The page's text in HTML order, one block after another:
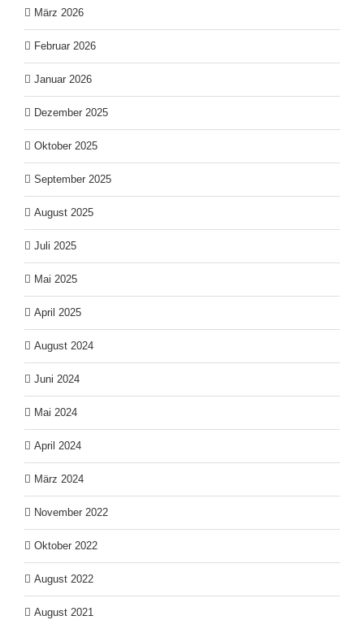
März 2026
Februar 2026
Januar 2026
Dezember 2025
Oktober 2025
September 2025
August 2025
Juli 2025
Mai 2025
April 2025
August 2024
Juni 2024
Mai 2024
April 2024
März 2024
November 2022
Oktober 2022
August 2022
August 2021